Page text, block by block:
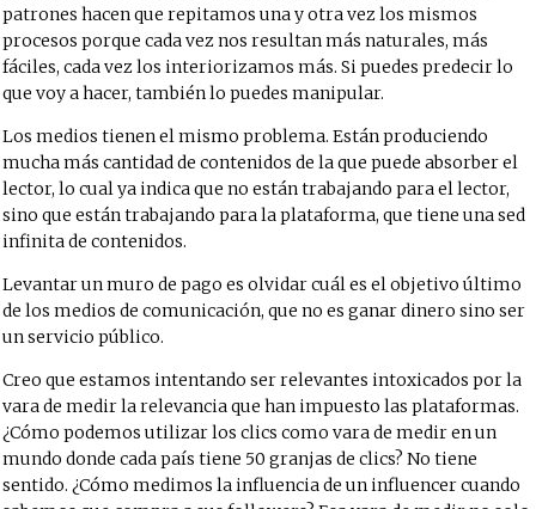
patrones hacen que repitamos una y otra vez los mismos
procesos porque cada vez nos resultan más naturales, más
fáciles, cada vez los interiorizamos más. Si puedes predecir lo
que voy a hacer, también lo puedes manipular.
Los medios tienen el mismo problema. Están produciendo
mucha más cantidad de contenidos de la que puede absorber el
lector, lo cual ya indica que no están trabajando para el lector,
sino que están trabajando para la plataforma, que tiene una sed
infinita de contenidos.
Levantar un muro de pago es olvidar cuál es el objetivo último
de los medios de comunicación, que no es ganar dinero sino ser
un servicio público.
Creo que estamos intentando ser relevantes intoxicados por la
vara de medir la relevancia que han impuesto las plataformas.
¿Cómo podemos utilizar los clics como vara de medir en un
mundo donde cada país tiene 50 granjas de clics? No tiene
sentido. ¿Cómo medimos la influencia de un influencer cuando